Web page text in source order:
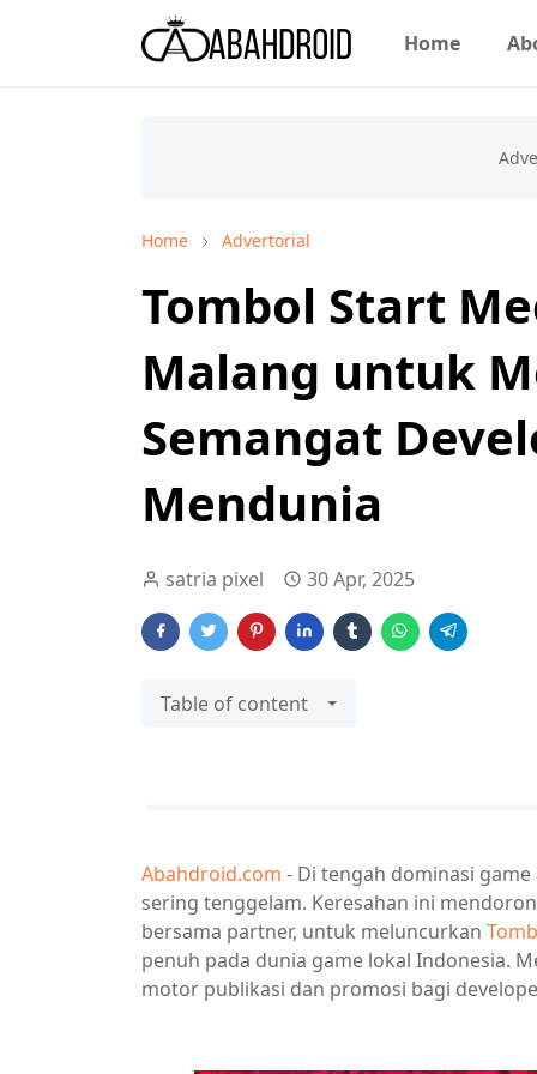
Home
Home Advertorial
Tombol Start
Malang untuk
Semangat
Mendunia
satria pixel 30 Apr, 2025
Table of content
Abahdroid.com - Di tengah dominasi
sering tenggelam. Keresahan ini
bersama partner, untuk meluncurkan
penuh pada dunia game lokal Indonesia.
motor publikasi dan promosi bagi